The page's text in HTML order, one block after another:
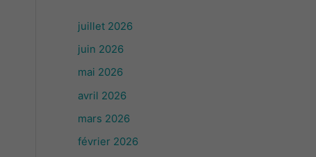
juillet 2026
juin 2026
mai 2026
avril 2026
mars 2026
février 2026